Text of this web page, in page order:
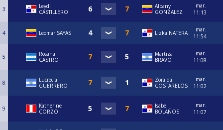
3
Leydi
CASTILLERO
Albany
GONZALEZ
mar.
11:13
4 Leomar SAYAS Lizka NATERA
mar.
11:54
5
Rosana
CASTRO
Martiza
BRAVO
mar.
11:08
8
Lucrecia
GUERRERO
Zoraida
COSTARELOS
mar.
11:02
9
Katherine
CORZO
Isabel
BOLAÑOS
mar.
11:07